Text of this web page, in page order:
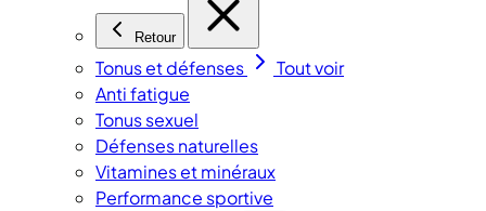
Retour
Tonus et défenses
Tout voir
Anti fatigue
Tonus sexuel
Défenses naturelles
Vitamines et minéraux
Performance sportive